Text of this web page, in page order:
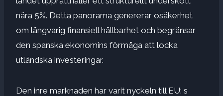
nära 5%. Detta panorama genererar osäkerhet
om långvarig finansiell hållbarhet och begränsar
den spanska ekonomins förmåga att locka
utländska investeringar.
Den inre marknaden har varit nyckeln till EU: s